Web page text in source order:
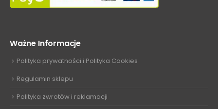
Ważne Informacje
Polityka prywatności i Polityka Cookies
Regulamin sklepu
Polityka zwrotów i reklamacji